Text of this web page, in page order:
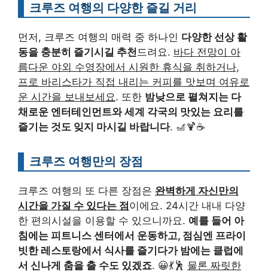
크루즈 여행의 다양한 즐길 거리
먼저, 크루즈 여행의 매력 중 하나인 다양한 선상 활
동을 충분히 즐기시길 추천 드려요. 바다 전망이 아
름다운 야외 수영장에서 시원한 휴식을 취하거나,
프로 바리스타가 직접 내리는 커피를 맛보며 여유로
운 시간을 보내보세요. 또한 밤낮으로 펼쳐지는 다
채로운 엔터테인먼트와 세계 각국의 맛있는 요리를
즐기는 것도 잊지 마시길 바랍니다. 🎢🍹☕
크루즈 여행만의 장점
크루즈 여행의 또 다른 장점은 완벽하게 자신만의
시간을 가질 수 있다는 점이에요. 24시간 내내 다양
한 편의시설을 이용할 수 있으니까요. 예를 들어 아
침에는 피트니스 센터에서 운동하고, 점심엔 프라이
빗한 레스토랑에서 식사를 즐기다가 밤에는 클럽에
서 신나게 춤을 출 수도 있겠죠. 😀💃🕺 물론 짜릿한